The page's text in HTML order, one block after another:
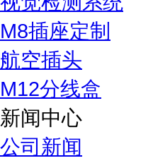
M8插座定制
航空插头
M12分线盒
新闻中心
公司新闻